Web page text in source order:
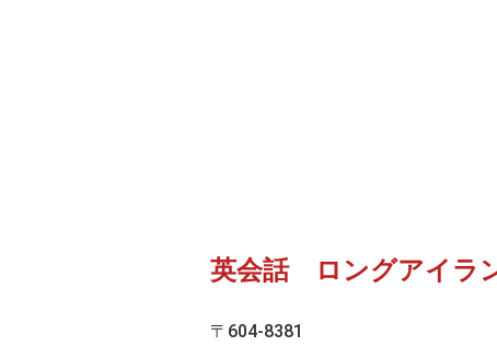
英会話 ロングアイラ
〒604-8381